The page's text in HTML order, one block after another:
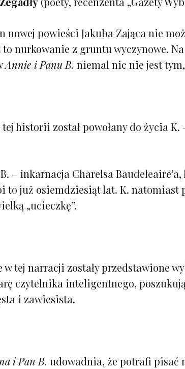
nowej powieści Jakuba Zająca nie
to nurkowanie z gruntu wyczynowe.
Annie i Panu B. niemal nic nie jest
historii został powołany do życia
– inkarnacja Charelsa
to już osiemdziesiąt lat. K. natomiast
„ucieczkę”.
w tej narracji zostały przedstawione
czytelnika inteligentnego,
i zawiesista.
i Pan B. udowadnia, że potrafi pisać